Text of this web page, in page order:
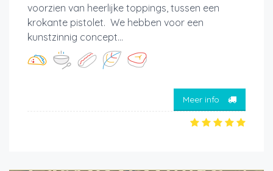
voorzien van heerlijke toppings, tussen een
krokante pistolet. We hebben voor een
kunstzinnig concept...
Meer info